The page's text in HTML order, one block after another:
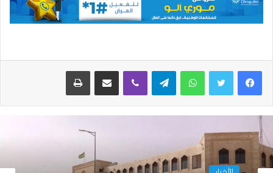
واتساب تيلقرام ڤايبر مشاركة عبر البريد طباعة